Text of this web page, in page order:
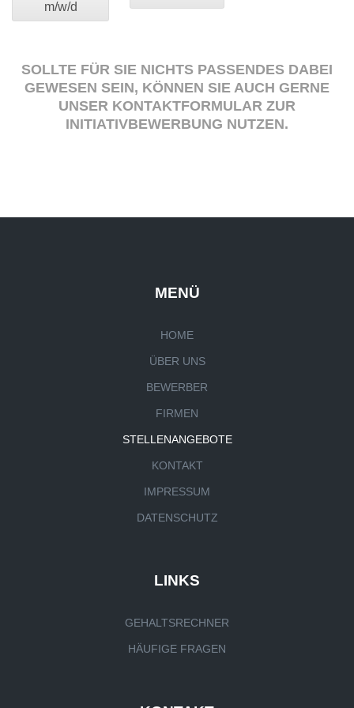
m/w/d
SOLLTE FÜR SIE NICHTS PASSENDES DABEI
GEWESEN SEIN, KÖNNEN SIE AUCH GERNE
UNSER KONTAKTFORMULAR ZUR
INITIATIVBEWERBUNG NUTZEN.
MENÜ
HOME
ÜBER UNS
BEWERBER
FIRMEN
STELLENANGEBOTE
KONTAKT
IMPRESSUM
DATENSCHUTZ
LINKS
GEHALTSRECHNER
HÄUFIGE FRAGEN